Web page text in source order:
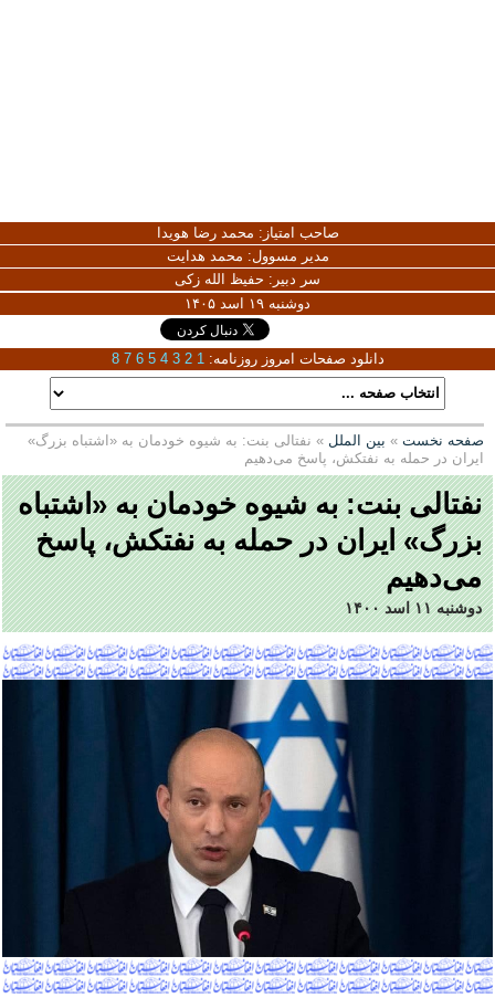
صاحب امتیاز: محمد رضا هویدا
مدیر مسوول: محمد هدایت
سر دبیر: حفیظ الله زکی
دوشنبه ۱۹ اسد ۱۴۰۵
دانلود صفحات امروز روزنامه: 1
2
3
4
5
6
7
8
صفحه نخست » بین الملل » نفتالی بنت: به شیوه خودمان به «اشتباه بزرگ»
ایران در حمله به نفتکش، پاسخ می‌دهیم
نفتالی بنت: به شیوه خودمان به «اشتباه
بزرگ» ایران در حمله به نفتکش، پاسخ
می‌دهیم
دوشنبه ۱۱ اسد ۱۴۰۰